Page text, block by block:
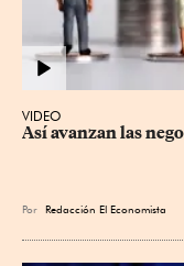
VIDEO
Así avanzan las
Por Redacción El Economista